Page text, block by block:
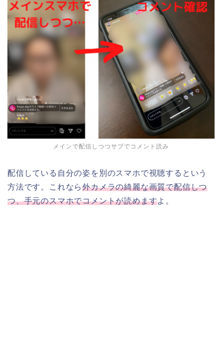
メインで配信しつつサブでコメント読み
配信している自分の姿を別のスマホで視聴するという
方法です。これなら外カメラの綺麗な画質で配信しつ
つ、手元のスマホでコメントが読めますよ。